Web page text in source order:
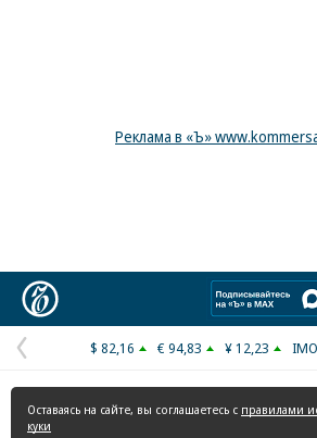
Реклама в «Ъ»
Предыдущая
страница
$ 82,16 € 94,83 ¥ 12,23
Оставаясь на сайте, вы соглашаетесь с правилами
куки